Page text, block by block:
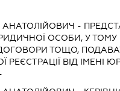
АНАТОЛІЙОВИЧ -
ОСОБИ, У ТОМУ
ТОЩО,
РЕЄСТРАЦІЇ ВІД ІМЕНІ